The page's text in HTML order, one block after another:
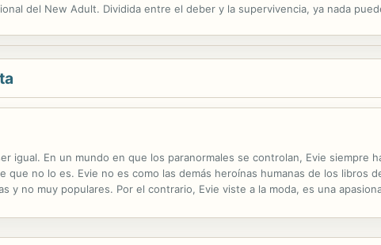
del New Adult. Dividida entre el deber y la supervivencia, ya nada
igual. En un mundo en que los paranormales se controlan, Evie siempre
que no lo es. Evie no es como las demás heroínas humanas de los libros
y no muy populares. Por el contrario, Evie viste a la moda, es una